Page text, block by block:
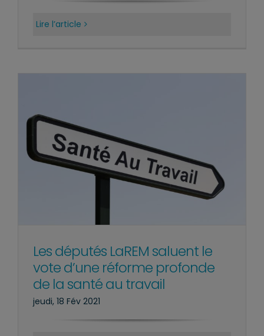
Lire l’article
Les députés LaREM saluent le
vote d’une réforme profonde
de la santé au travail
jeudi, 18 Fév 2021